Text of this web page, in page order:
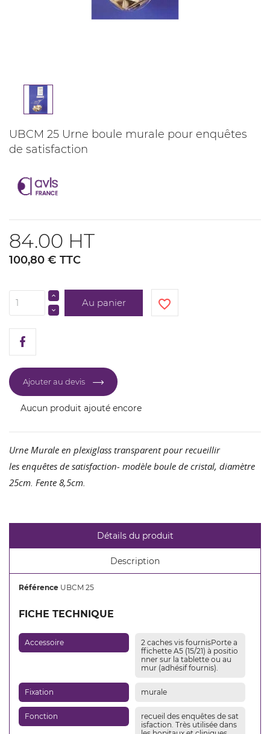
UBCM 25 Urne boule murale pour enquêtes
de satisfaction
84.00 HT
100,80 € TTC
Au panier favorite_border
Ajouter au devis
Aucun produit ajouté encore
Urne Murale en plexiglass transparent pour recueillir
les enquêtes de satisfaction- modèle boule de cristal, diamètre
25cm. Fente 8,5cm.
Détails du produit
Description
Référence UBCM 25
FICHE TECHNIQUE
Accessoire
2 caches vis fournisPorte a
ffichette A5 (15/21) à positio
nner sur la tablette ou au
mur (adhésif fournis).
Fixation murale
Fonction
recueil des enquêtes de sat
isfaction. Très utilisée dans
AJOUTER À MA LISTE D'ENVIES
Créer une nouvelle liste
CRÉER UNE LISTE D'ENVIES
Créer une liste d'envies
CONNEXION
à votre liste d'envies.
Connexion